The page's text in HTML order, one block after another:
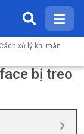
xử lý khi màn
bị treo